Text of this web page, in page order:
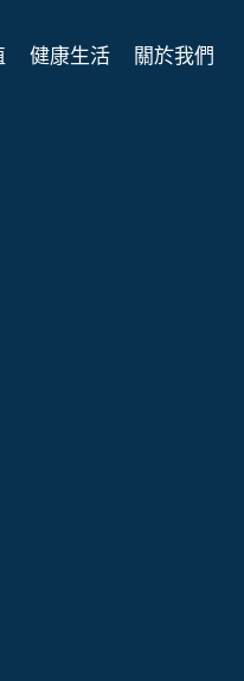
健康生活 關於我們